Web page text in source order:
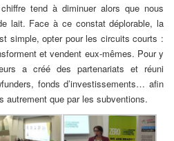
tend à diminuer alors que nous
lait. Face à ce constat déplorable, la
simple, opter pour les circuits courts :
et vendent eux-mêmes. Pour y
a créé des partenariats et réuni
fonds d’investissements… afin
autrement que par les subventions.